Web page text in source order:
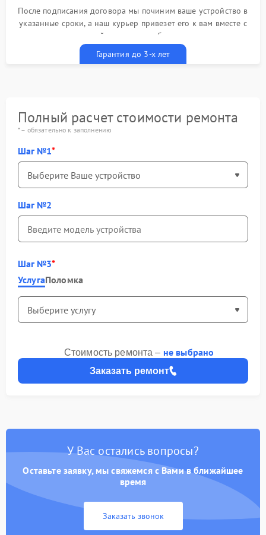
После подписания договора мы починим ваше устройство в
указанные сроки, а наш курьер привезет его к вам вместе с
гарантийным талоном бесплатно
Гарантия до 3-х лет
Полный расчет стоимости ремонта
* – обязательно к заполнению
Шаг №1
Шаг №2
Шаг №3
УслугаПоломка
Заказать ремонт
Стоимость ремонта – не выбрано
У Вас остались вопросы?
Оставьте заявку, мы свяжемся с Вами в ближайшее
время
Заказать звонок